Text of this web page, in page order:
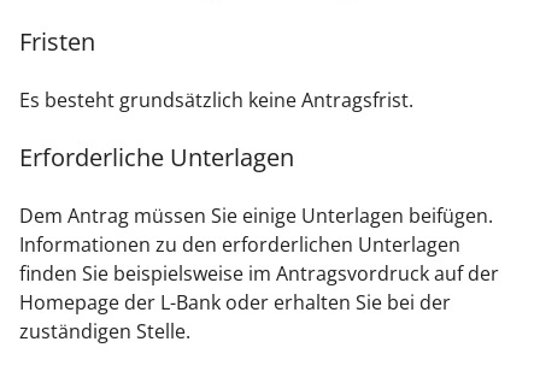
Fristen
Es besteht grundsätzlich keine Antragsfrist.
Erforderliche Unterlagen
Dem Antrag müssen Sie einige Unterlagen beifügen.
Informationen zu den erforderlichen Unterlagen
finden Sie beispielsweise im Antragsvordruck auf der
Homepage der L-Bank oder erhalten Sie bei der
zuständigen Stelle.